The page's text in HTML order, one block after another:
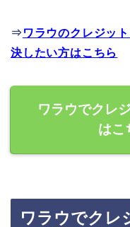
⇒ ワラウのクレジッ
決したい方はこちら
ワラウでクレ
はこ
ワラウでクレ